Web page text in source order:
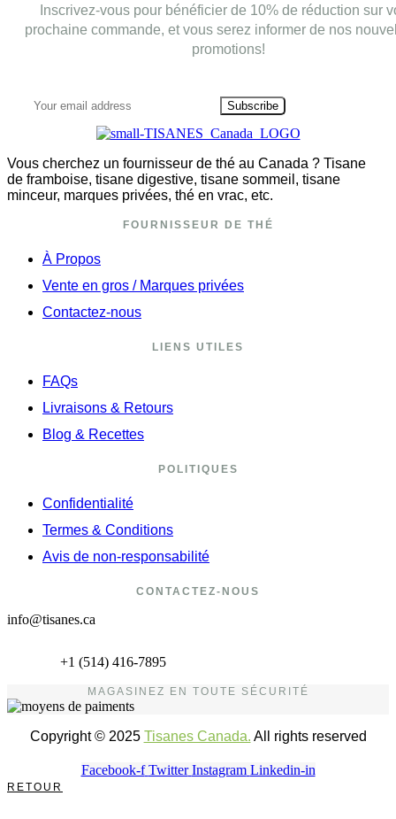
Inscrivez-vous pour bénéficier de 10% de réduction sur
prochaine commande, et vous serez informer de nos
promotions!
Subscribe
Vous cherchez un fournisseur de thé au Canada ? Tisane
de framboise, tisane digestive, tisane sommeil, tisane
minceur, marques privées, thé en vrac, etc.
FOURNISSEUR DE THÉ
À Propos
Vente en gros / Marques privées
Contactez-nous
LIENS UTILES
FAQs
Livraisons & Retours
Blog & Recettes
POLITIQUES
Confidentialité
Termes & Conditions
Avis de non-responsabilité
CONTACTEZ-NOUS
info@tisanes.ca
+1 (514) 416-7895
MAGASINEZ EN TOUTE SÉCURITÉ
Copyright © 2025 Tisanes Canada. All rights reserved
Facebook-f Twitter Instagram Linkedin-in
RETOUR